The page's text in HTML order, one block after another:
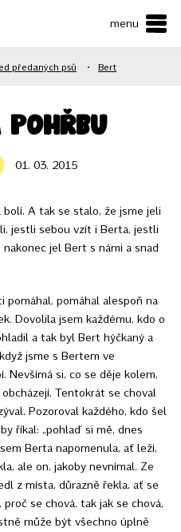
menu
předaných psů • Bert
pohřbu
01. 03. 2015
A tak se stalo, že jsme jeli
jestli sebou vzít i Berta, jestli
jel Bert s námi a snad
pomáhal alespoň na
Dovolila jsem každému, kdo o
a tak byl Bert hýčkaný a
jsme s Bertem ve
Nevšímá si, co se děje kolem,
Tentokrát se choval
Pozoroval každého, kdo šel
říkal: „pohlaď si mě, dnes
Berta napomenula, ať leží,
ale on, jakoby nevnímal. Ze
z místa, důrazně řekla, ať se
se chová, tak jak se chová,
může být všechno úplně